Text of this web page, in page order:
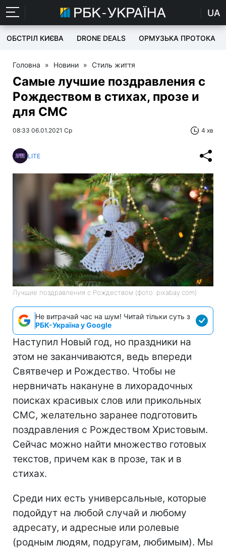
UA
ОБСТРІЛ КИЄВА DRONE DEALS ОРМУЗЬКА ПРОТОКА
Головна » Новини » Стиль життя
Самые лучшие поздравления с
Рождеством в стихах, прозе и
для СМС
08:33 06.01.2021 Ср 4 хв
LITE
Лучшие поздравления с Рождеством (фото: pixabay.com)
Не витрачай час на шум! Читай тільки суть з
РБК-Україна у Google
Наступил Новый год, но праздники на
этом не заканчиваются, ведь впереди
Святвечер и Рождество. Чтобы не
нервничать накануне в лихорадочных
поисках красивых слов или прикольных
СМС, желательно заранее подготовить
поздравления с Рождеством Христовым.
Сейчас можно найти множество готовых
текстов, причем как в прозе, так и в
стихах.
Среди них есть универсальные, которые
подойдут на любой случай и любому
адресату, и адресные или ролевые
(родным людям, подругам, любимым). Мы